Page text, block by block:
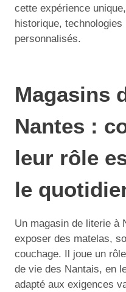
cette expérience
historique,
personnalisés.
Magasins
Nantes :
leur rôle
le
Un magasin de literie à
exposer des matelas,
couchage. Il joue un
de vie des Nantais, en
adapté aux exigences